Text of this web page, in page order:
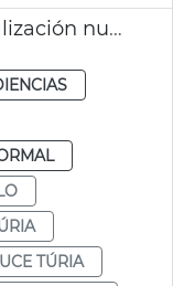
Alcalde-conseller. Renaturalización nuevo cauce Turia
TÚRIA